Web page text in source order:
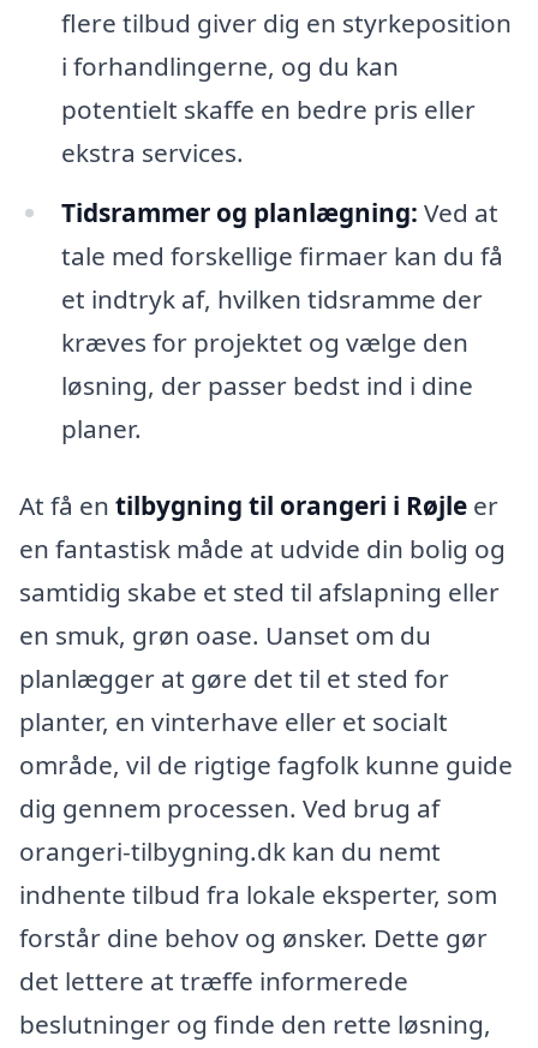
flere tilbud giver dig en styrkeposition
i forhandlingerne, og du kan
potentielt skaffe en bedre pris eller
ekstra services.
Tidsrammer og planlægning: Ved at
tale med forskellige firmaer kan du få
et indtryk af, hvilken tidsramme der
kræves for projektet og vælge den
løsning, der passer bedst ind i dine
planer.
At få en tilbygning til orangeri i Røjle er
en fantastisk måde at udvide din bolig og
samtidig skabe et sted til afslapning eller
en smuk, grøn oase. Uanset om du
planlægger at gøre det til et sted for
planter, en vinterhave eller et socialt
område, vil de rigtige fagfolk kunne guide
dig gennem processen. Ved brug af
orangeri-tilbygning.dk kan du nemt
indhente tilbud fra lokale eksperter, som
forstår dine behov og ønsker. Dette gør
det lettere at træffe informerede
beslutninger og finde den rette løsning,